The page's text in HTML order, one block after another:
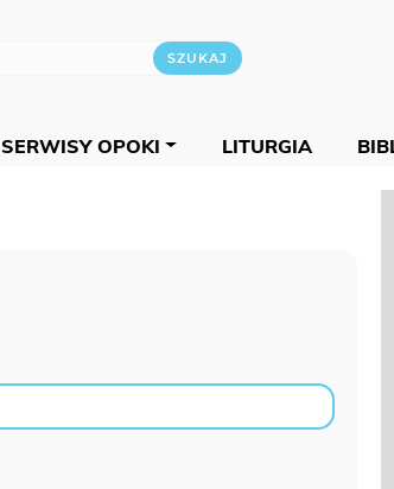
SERWISY OPOKI LITURGIA